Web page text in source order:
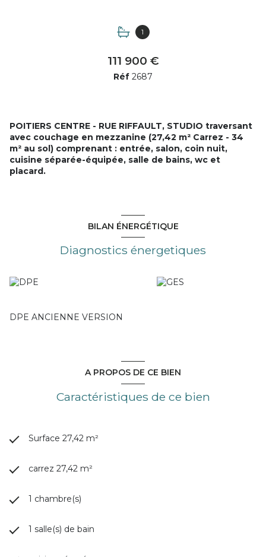
1
111 900 €
Réf 2687
POITIERS CENTRE - RUE RIFFAULT, STUDIO traversant
avec couchage en mezzanine (27,42 m² Carrez - 34
m² au sol) comprenant : entrée, salon, coin nuit,
cuisine séparée-équipée, salle de bains, wc et
placard.
BILAN ÉNERGÉTIQUE
Diagnostics énergetiques
DPE ANCIENNE VERSION
A PROPOS DE CE BIEN
Caractéristiques de ce bien
Surface 27,42 m²
carrez 27,42 m²
1 chambre(s)
1 salle(s) de bain